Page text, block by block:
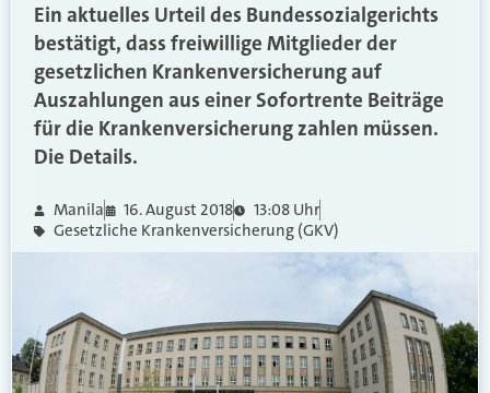
Ein aktuelles Urteil des Bundessozialgerichts
bestätigt, dass freiwillige Mitglieder der
gesetzlichen Krankenversicherung auf
Auszahlungen aus einer Sofortrente Beiträge
für die Krankenversicherung zahlen müssen.
Die Details.
Manila 16. August 2018
13:08 Uhr
Gesetzliche Krankenversicherung (GKV)